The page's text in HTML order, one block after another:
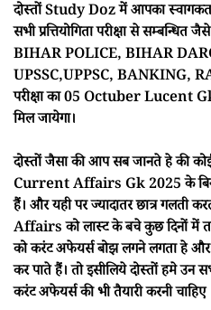
दोस्तों Study Doz में आपका
सभी प्रत्तियोगिता परीक्षा से
BIHAR POLICE, BIHAR
UPSSC,UPPSC, BANKING,
परीक्षा का 05 Octuber
मिल जायेगा।
दोस्तों जैसा की आप सब जानते हे की कोई
Current Affairs Gk 2025 के बिना
हैं। और यही पर ज्यादातर छात्र
Affairs को लास्ट के बचे कुछ दिनों में
को करंट अफेयर्स बोझ लगने लगता हे और
कर पाते हैं। तो इसीलिये दोस्तों हमे उन
करंट अफेयर्स की भी तैयारी करनी चाहिए